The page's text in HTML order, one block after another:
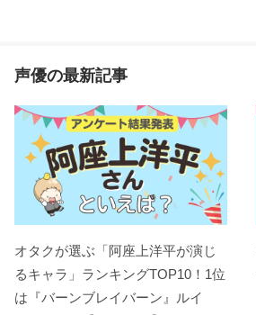
声優の最新記事
オタクが選ぶ「阿座上洋平が演じ
るキャラ」ランキングTOP10！1位
は『バーンブレイバーン』ルイ